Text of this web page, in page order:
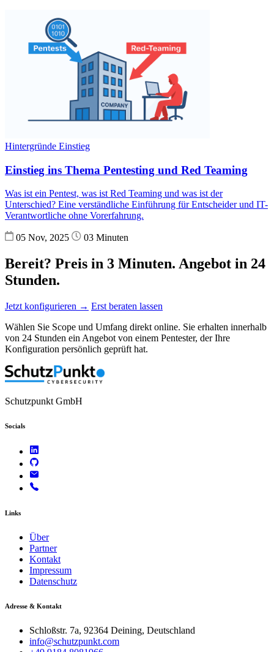
Hintergründe Einstieg
Einstieg ins Thema Pentesting und Red Teaming
Was ist ein Pentest, was ist Red Teaming und was ist der
Unterschied? Eine verständliche Einführung für Entscheider und IT-
Verantwortliche ohne Vorerfahrung.
05 Nov, 2025 03 Minuten
Bereit? Preis in 3 Minuten. Angebot in 24
Stunden.
Jetzt konfigurieren → Erst beraten lassen
Wählen Sie Scope und Umfang direkt online. Sie erhalten innerhalb
von 24 Stunden ein Angebot von einem Pentester, der Ihre
Konfiguration persönlich geprüft hat.
Schutzpunkt GmbH
Socials
Links
Über
Partner
Kontakt
Impressum
Datenschutz
Adresse & Kontakt
Schloßstr. 7a, 92364 Deining, Deutschland
info@schutzpunkt.com